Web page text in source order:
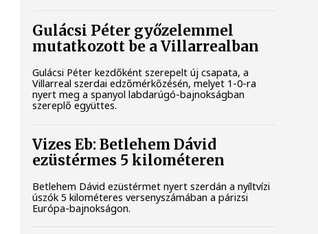
Gulácsi Péter győzelemmel
mutatkozott be a Villarrealban
Gulácsi Péter kezdőként szerepelt új csapata, a
Villarreal szerdai edzőmérkőzésén, melyet 1-0-ra
nyert meg a spanyol labdarúgó-bajnokságban
szereplő együttes.
Vizes Eb: Betlehem Dávid
ezüstérmes 5 kilométeren
Betlehem Dávid ezüstérmet nyert szerdán a nyíltvízi
úszók 5 kilométeres versenyszámában a párizsi
Európa-bajnokságon.